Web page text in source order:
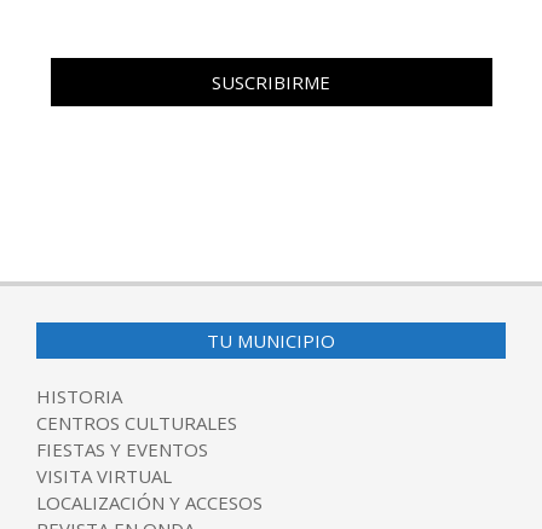
TU MUNICIPIO
HISTORIA
CENTROS CULTURALES
FIESTAS Y EVENTOS
VISITA VIRTUAL
LOCALIZACIÓN Y ACCESOS